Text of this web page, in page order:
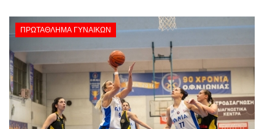
ΠΡΩΤΆΘΛΗΜΑ ΓΥΝΑΙΚΏΝ